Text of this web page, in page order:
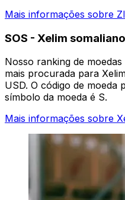
Mais informações sobre
SOS - Xelim somaliano
Nosso ranking de
mais procurada para
USD. O código de moeda
símbolo da moeda é S.
Mais informações sobre